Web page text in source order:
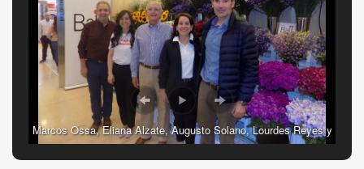
Marcos Ossa, Eliana Alzate, Augusto Solano, Lourdes Reyes y